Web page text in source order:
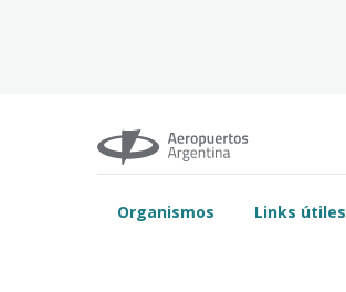
Organismos Links útiles